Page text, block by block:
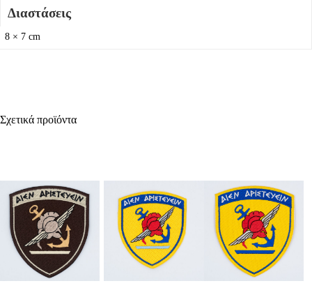
Διαστάσεις
8 × 7 cm
Σχετικά προϊόντα